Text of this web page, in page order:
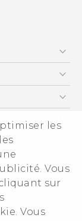
les
Vous
sur
Vous
guide